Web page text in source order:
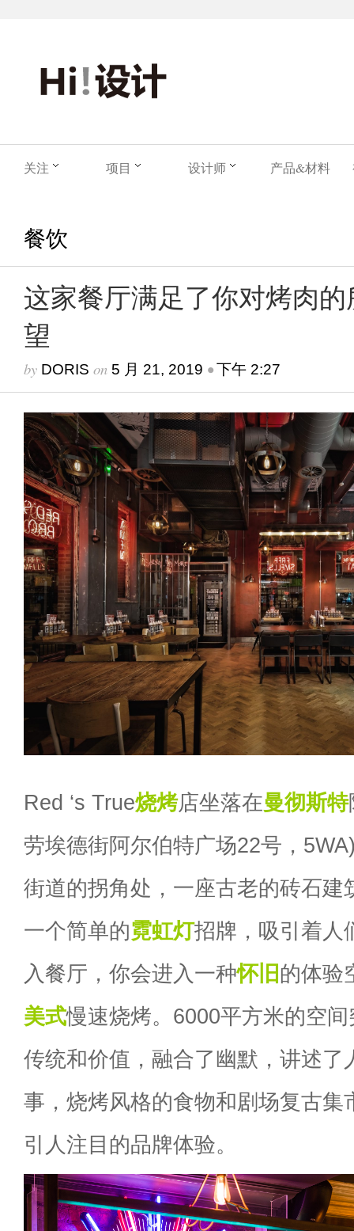
关注 项目 设计师 产品&材料
餐饮
这家餐厅满足了你对烤肉
望
by DORIS on 5 月 21, 2019 •下午 2:27
Red ‘s True烧烤店坐落在曼彻斯特
劳埃德街阿尔伯特广场22号，
街道的拐角处，一座古老的砖石建
一个简单的霓虹灯招牌，吸引着人
入餐厅，你会进入一种怀旧 的体验
美式慢速烧烤。6000平方米的空
传统和价值，融合了幽默，讲述了
事，烧烤风格的食物和剧场复古集
引人注目的品牌体验。